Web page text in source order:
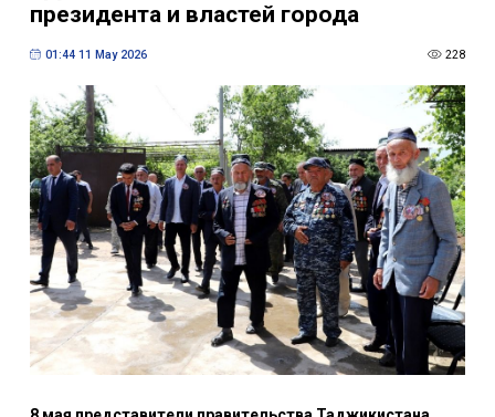
президента и властей города
01:44 11 May 2026 228